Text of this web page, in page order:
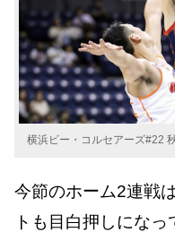
横浜ビー・コルセアーズ#22
今節のホーム2連戦
トも目白押しにな